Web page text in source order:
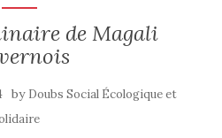
de Magali
by Doubs Social Écologique et